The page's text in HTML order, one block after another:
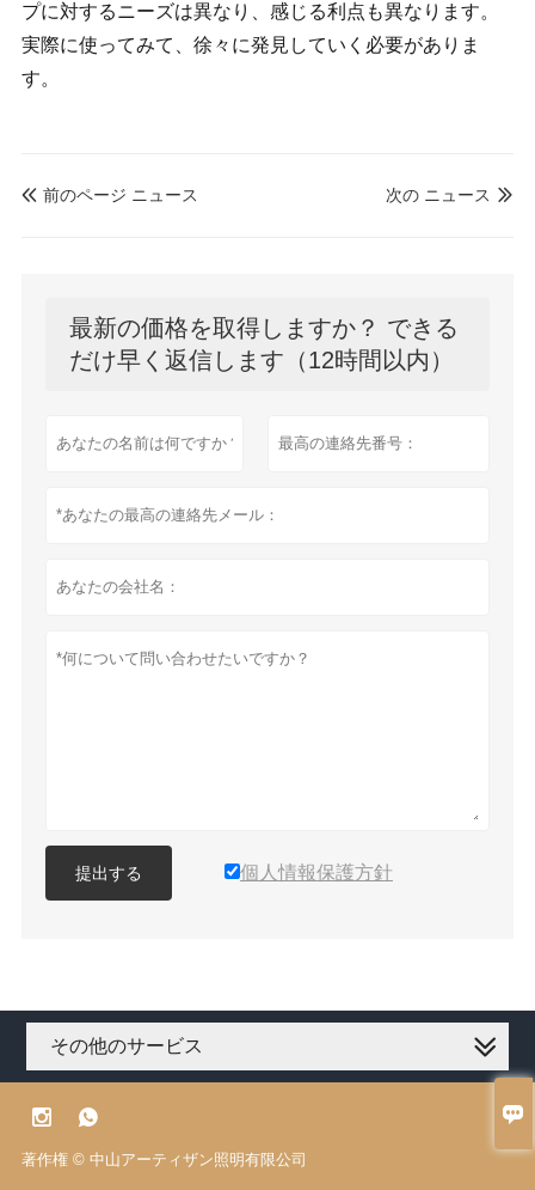

プに対するニーズは異なり、感じる利点も異なります。
実際に使ってみて、徐々に発見していく必要がありま
す。
 前のページ ニュース 
次の ニュース
最新の価格を取得しますか？ できる
だけ早く返信します（12時間以内）
提出する 個人情報保護方針
その他のサービス
 
著作権 © 中山アーティザン照明有限公司